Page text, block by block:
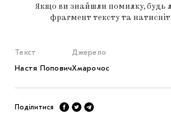
Якщо ви знайшли помилку, будь
фрагмент тексту та
Текст
Настя Попович
Джерело
Хмарочос
Поділитися